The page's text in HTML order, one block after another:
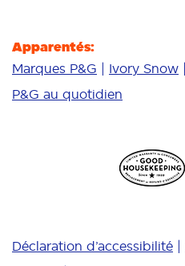
Apparentés:
Marques P&G Ivory Snow
P&G au quotidien
Déclaration d’accessibilité